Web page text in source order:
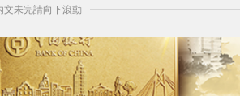
文未完請向下滾動